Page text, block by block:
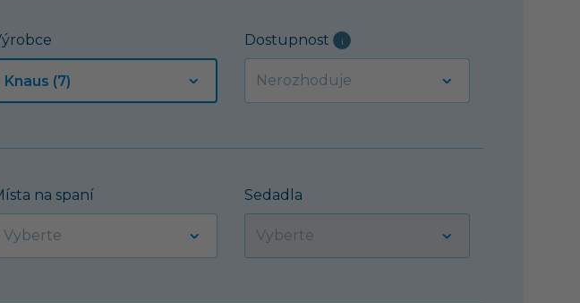
Dostupnost i
na spaní Sedadla